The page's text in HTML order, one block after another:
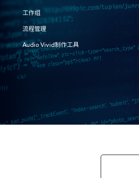
工作组
流程管理
Audio Vivid制作工具